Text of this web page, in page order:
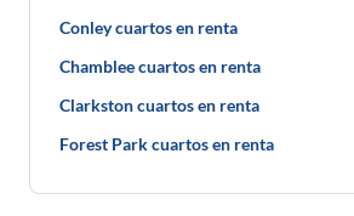
Conley cuartos en renta
Chamblee cuartos en renta
Clarkston cuartos en renta
Forest Park cuartos en renta